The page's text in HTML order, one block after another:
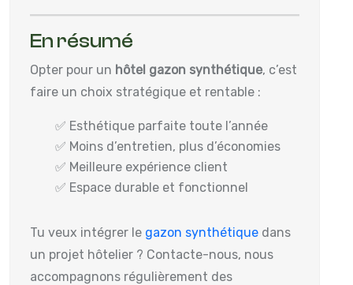
En résumé
Opter pour un hôtel gazon synthétique, c’est
faire un choix stratégique et rentable :
✅ Esthétique parfaite toute l’année
✅ Moins d’entretien, plus d’économies
✅ Meilleure expérience client
✅ Espace durable et fonctionnel
Tu veux intégrer le gazon synthétique dans
un projet hôtelier ? Contacte-nous, nous
accompagnons régulièrement des